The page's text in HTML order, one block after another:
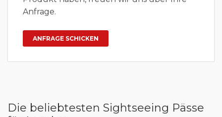
Anfrage.
Die beliebtesten Sightseeing Pässe